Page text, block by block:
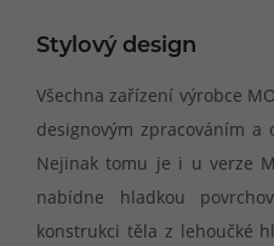
Stylový design
Všechna zařízení výrobce
designovým zpracováním a
Nejinak tomu je i u verze
nabídne hladkou
konstrukci těla z lehoučké